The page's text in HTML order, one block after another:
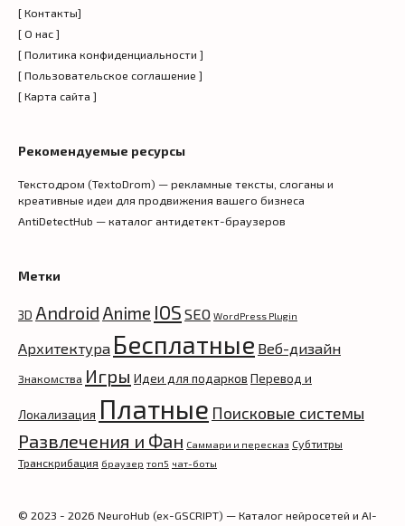
[ Контакты]
[ О нас ]
[ Политика конфиденциальности ]
[ Пользовательское соглашение ]
[ Карта сайта ]
Рекомендуемые ресурсы
Текстодром (TextoDrom) — рекламные тексты, слоганы и
креативные идеи для продвижения вашего бизнеса
AntiDetectHub — каталог антидетект-браузеров
Метки
3D Android Anime IOS SEO WordPress Plugin
Архитектура Бесплатные Веб-дизайн
Знакомства Игры Идеи для подарков Перевод и
Локализация Платные Поисковые системы
Развлечения и Фан Саммари и пересказ Субтитры
Транскрибация браузер топ5 чат-боты
© 2023 - 2026 NeuroHub (ex-GSCRIPT) — Каталог нейросетей и AI-